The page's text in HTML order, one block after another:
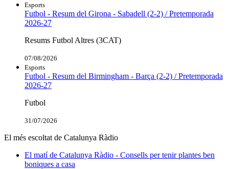
Esports
Futbol - Resum del Girona - Sabadell (2-2) / Pretemporada
2026-27
Resums Futbol Altres (3CAT)
07/08/2026
Esports
Futbol - Resum del Birmingham - Barça (2-2) / Pretemporada
2026-27
Futbol
31/07/2026
El més escoltat de Catalunya Ràdio
El matí de Catalunya Ràdio - Consells per tenir plantes ben
boniques a casa